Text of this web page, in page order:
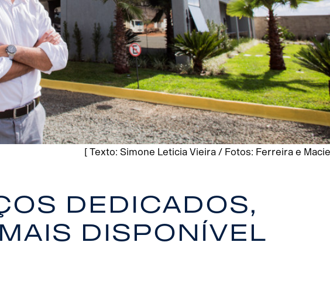
[ Texto: Simone Leticia Vieira / Fotos: Ferreira e
dedicados,
disponível